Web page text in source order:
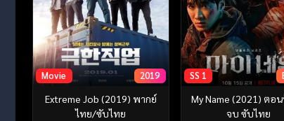
Movie 2019
Extreme Job (2019) พากย์
ไทย/ซับไทย
SS 1
My Name (2021) ตอ
จบ ซับไทย